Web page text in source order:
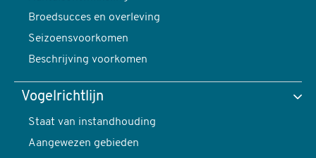
foto:
Diek
content
navigatie
Broedsucces en overleving
Seizoensvoorkomen
Beschrijving voorkomen
Vogelrichtlijn
Staat van instandhouding
Aangewezen gebieden
Verspreiding en trends
Verspreiding